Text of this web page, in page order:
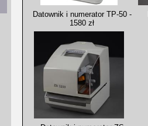
Datownik i numerator TP-50 -
1580 zł